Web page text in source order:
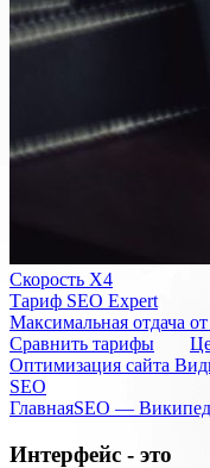
Скорость Х4
Тариф SEO Expert
Максимальная отдача
Cравнить тарифы
Оптимизация сайта
SEO
ГлавнаяSEO —
Интерфейс - это